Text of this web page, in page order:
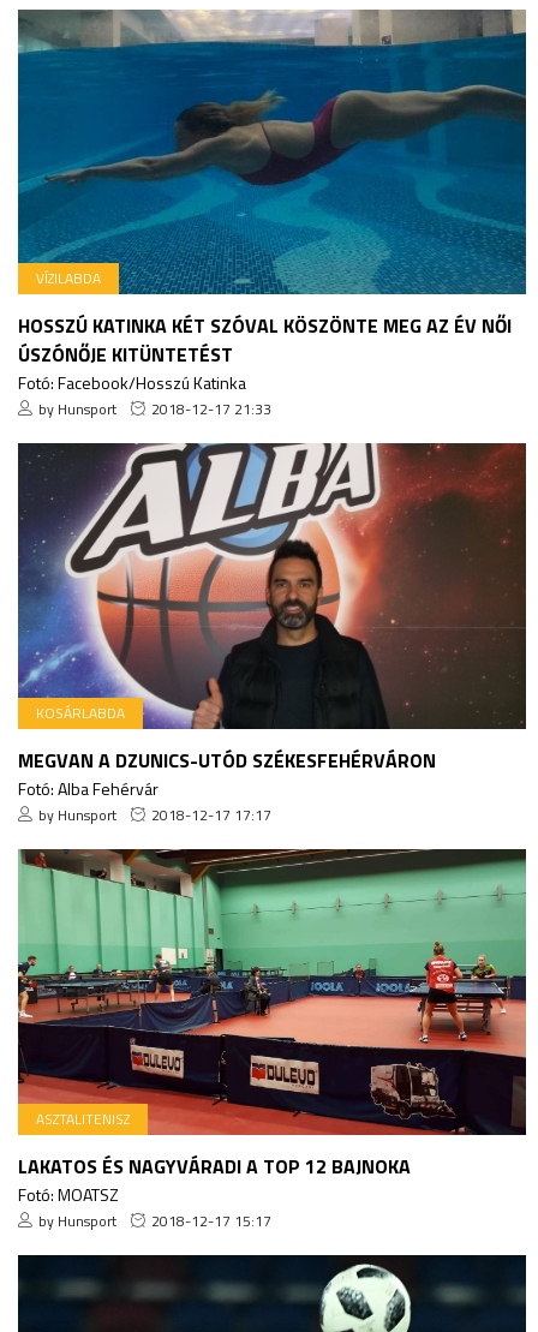
VÍZILABDA
HOSSZÚ KATINKA KÉT SZÓVAL KÖSZÖNTE MEG AZ ÉV NŐI
ÚSZÓNŐJE KITÜNTETÉST
Fotó: Facebook/Hosszú Katinka
by Hunsport 2018-12-17 21:33
KOSÁRLABDA
MEGVAN A DZUNICS-UTÓD SZÉKESFEHÉRVÁRON
Fotó: Alba Fehérvár
by Hunsport 2018-12-17 17:17
ASZTALITENISZ
LAKATOS ÉS NAGYVÁRADI A TOP 12 BAJNOKA
Fotó: MOATSZ
by Hunsport 2018-12-17 15:17